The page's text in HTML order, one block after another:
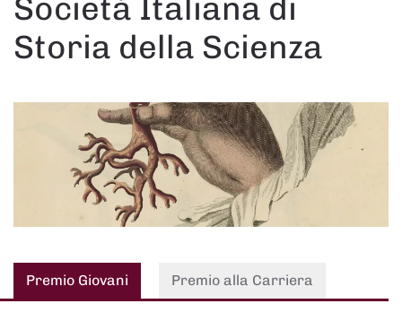
Società Italiana di
Storia della Scienza
Premio Giovani Premio alla Carriera